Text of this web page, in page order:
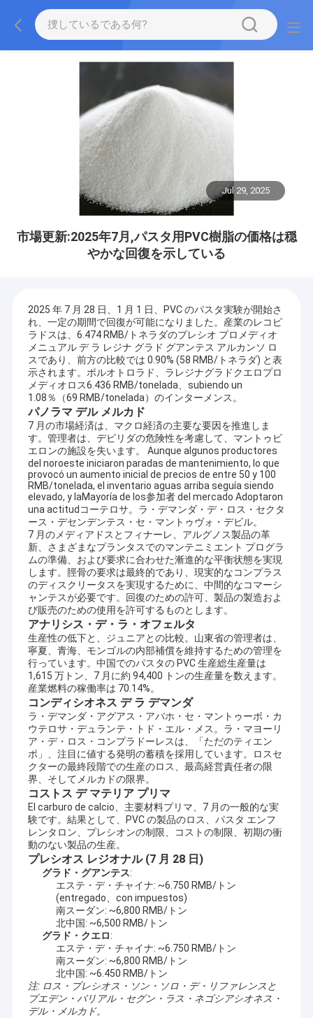
Jul 29, 2025
市場更新:2025年7月,パスタ用PVC樹脂の価格は穏
やかな回復を示している
2025 年 7 月 28 日、1 月 1 日、PVC のパスタ実験が開始さ
れ、一定の期間で回復が可能になりました。産業のレコピ
ラドスは、6.474 RMB/トネラダのプレシオ プロメディオ
メニュアル デ ラ レジナ グラド グアンテス アルカンソ ロ
スであり、前方の比較では 0.90% (58 RMB/トネラダ) と表
示されます。ポルオトロラド、ラレジナグラドクエロプロ
メディオロス6.436 RMB/tonelada、subiendo un
1.08％（69 RMB/tonelada）のインターメンス。
パノラマ デル メルカド
7 月の市場経済は、マクロ経済の主要な要因を推進しま
す。管理者は、デビリダの危険性を考慮して、マントゥビ
エロンの施設を失います。 Aunque algunos productores
del noroeste iniciaron paradas de mantenimiento, lo que
provocó un aumento inicial de precios de entre 50 y 100
RMB/tonelada, el inventario aguas arriba seguía siendo
elevado, y laMayoría de los参加者 del mercado Adoptaron
una actitudコーテロサ。ラ・デマンダ・デ・ロス・セクタ
ース・デセンデンテス・セ・マントゥヴォ・デビル。
7 月のメディアドスとフィナーレ、アルグノス製品の革
新、さまざまなプランタスでのマンテニミエント プログラ
ムの準備、および要求に合わせた漸進的な平衡状態を実現
します。脛骨の要求は最終的であり、現実的なコンプラス
のディスクリータスを実現するために、中間的なコマーシ
ャンテスが必要です。回復のための許可、製品の製造およ
び販売のための使用を許可するものとします。
アナリシス・デ・ラ・オフェルタ
生産性の低下と、ジュニアとの比較。山東省の管理者は、
寧夏、青海、モンゴルの内部補償を維持するための管理を
行っています。中国でのパスタの PVC 生産総生産量は
1,615 万トン、7 月に約 94,400 トンの生産量を数えます。
産業燃料の稼働率は 70.14%。
コンディシオネス デ ラ デマンダ
ラ・デマンダ・アグアス・アバホ・セ・マントゥーボ・カ
ウテロサ・デュランテ・トド・エル・メス。ラ・マヨーリ
ア・デ・ロス・コンプラドーレスは、「ただのティエン
ポ」、注目に値する発明の蓄積を採用しています。ロスセ
クターの最終段階での生産のロス、最高経営責任者の限
界、そしてメルカドの限界。
コストス デ マテリア プリマ
El carburo de calcio、主要材料プリマ、7 月の一般的な実
験です。結果として、PVC の製品のロス、パスタ エンフ
レンタロン、プレシオンの制限、コストの制限、初期の衝
動のない製品の生産。
プレシオス レジオナル (7 月 28 日)
グラド・グアンテス:
エステ・デ・チャイナ: ~6.750 RMB/トン
(entregado、con impuestos)
南スーダン: ~6,800 RMB/トン
北中国: ~6,500 RMB/トン
グラド・クエロ:
エステ・デ・チャイナ: ~6.750 RMB/トン
南スーダン: ~6,800 RMB/トン
北中国: ~6.450 RMB/トン
注: ロス・プレシオス・ソン・ソロ・デ・リファレンスと
プエデン・バリアル・セグン・ラス・ネゴシアシオネス・
デル・メルカド。